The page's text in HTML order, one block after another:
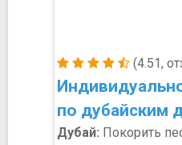
(4.51,
по дубайским
Дубай: Покорить